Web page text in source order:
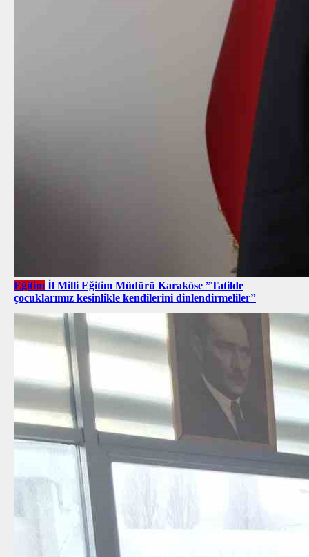
Eğitim İl Milli Eğitim Müdürü Karaköse ”Tatilde
çocuklarımız kesinlikle kendilerini dinlendirmeliler”